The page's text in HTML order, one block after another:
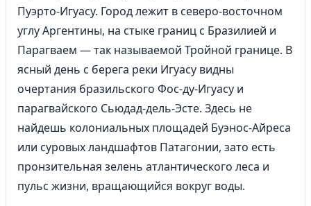
Пуэрто-Игуасу. Город лежит в северо-восточном
углу Аргентины, на стыке границ с Бразилией и
Парагваем — так называемой Тройной границе. В
ясный день с берега реки Игуасу видны
очертания бразильского Фос-ду-Игуасу и
парагвайского Сьюдад-дель-Эсте. Здесь не
найдешь колониальных площадей Буэнос-Айреса
или суровых ландшафтов Патагонии, зато есть
пронзительная зелень атлантического леса и
пульс жизни, вращающийся вокруг воды.